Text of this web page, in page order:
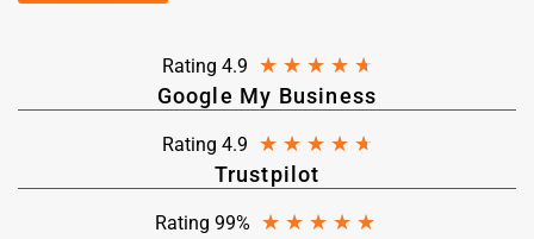
Rating 4.9 ★ ★ ★ ★ ★
Google My Business
Rating 4.9 ★ ★ ★ ★ ★
Trustpilot
Rating 99% ★ ★ ★ ★ ★